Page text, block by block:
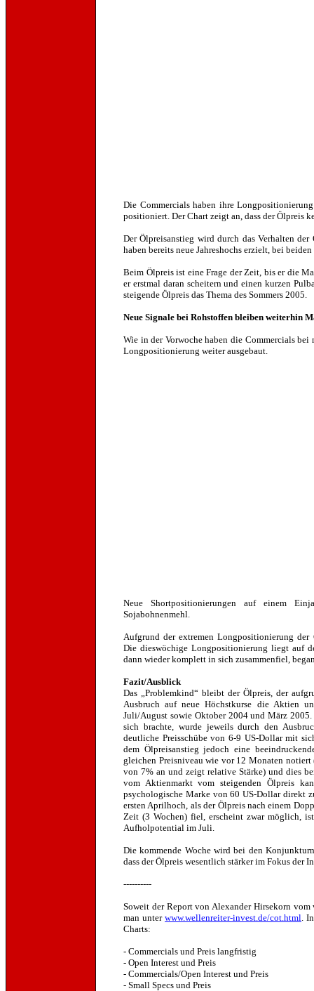
Die Commercials haben ihre
positioniert. Der Chart zeigt an, dass der Ölpreis
Der Ölpreisanstieg wird durch das Verhalten
haben bereits neue Jahreshochs erzielt, bei
Beim Ölpreis ist eine Frage der Zeit, bis er die
er erstmal daran scheitern und einen kurzen
steigende Ölpreis das Thema des Sommers 2005.
Neue Signale bei Rohstoffen bleiben weiterhin
Wie in der Vorwoche haben die Commercials
Longpositionierung weiter ausgebaut.
Neue Shortpositionierungen auf einem
Sojabohnenmehl.
Aufgrund der extremen Longpositionierung
Die dieswöchige Longpositionierung liegt auf
dann wieder komplett in sich zusammenfiel,
Fazit/Ausblick
Das „Problemkind“ bleibt der Ölpreis, der
Ausbruch auf neue Höchstkurse die Aktien
Juli/August sowie Oktober 2004 und März
sich brachte, wurde jeweils durch den
deutliche Preisschübe von 6-9 US-Dollar mit
dem Ölpreisanstieg jedoch eine
gleichen Preisniveau wie vor 12 Monaten
von 7% an und zeigt relative Stärke) und dies
vom Aktienmarkt vom steigenden Ölpreis
psychologische Marke von 60 US-Dollar direkt
ersten Aprilhoch, als der Ölpreis nach einem
Zeit (3 Wochen) fiel, erscheint zwar möglich,
Aufholpotential im Juli.
Die kommende Woche wird bei den
dass der Ölpreis wesentlich stärker im Fokus der
----------
Soweit der Report von Alexander Hirsekorn
man unter www.wellenreiter-invest.de/cot.html.
Charts:
- Commercials und Preis langfristig
- Open Interest und Preis
- Commercials/Open Interest und Preis
- Small Specs und Preis